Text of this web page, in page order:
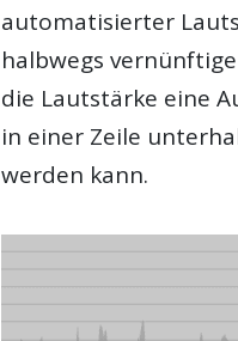
automatisierter
halbwegs
die Lautstärke eine
in einer Zeile
werden kann.